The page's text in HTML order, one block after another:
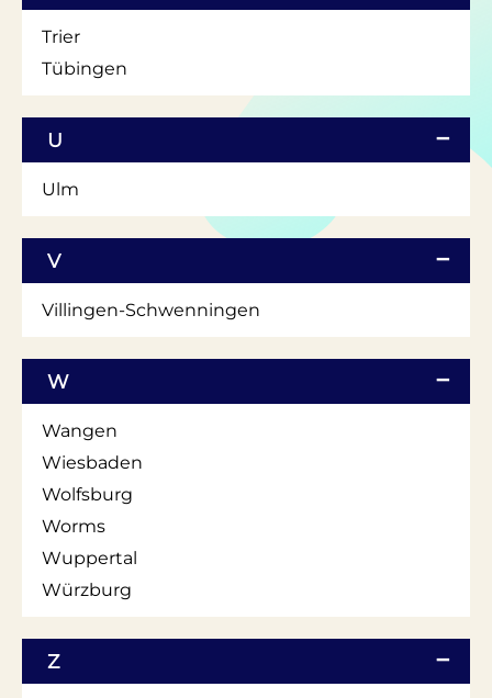
Trier
Tübingen
U
Ulm
V
Villingen-Schwenningen
W
Wangen
Wiesbaden
Wolfsburg
Worms
Wuppertal
Würzburg
Z